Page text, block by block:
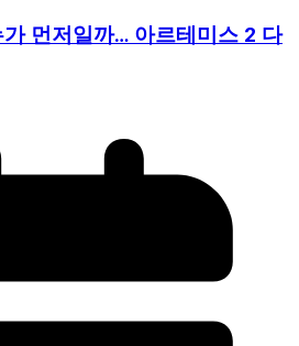
먼저일까… 아르테미스 2 다